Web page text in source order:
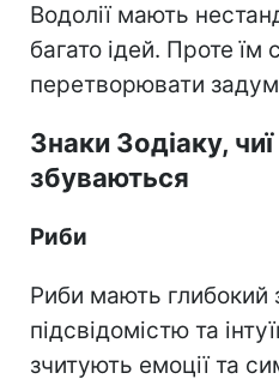
Водолії мають
багато ідей. Проте їм
перетворювати
Знаки Зодіаку, чиї
збуваються
Риби
Риби мають глибокий
підсвідомістю та
зчитують емоції та